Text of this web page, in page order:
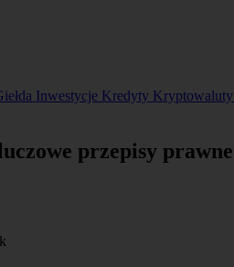
Inwestycje Kredyty Kryptowaluty
przepisy prawne